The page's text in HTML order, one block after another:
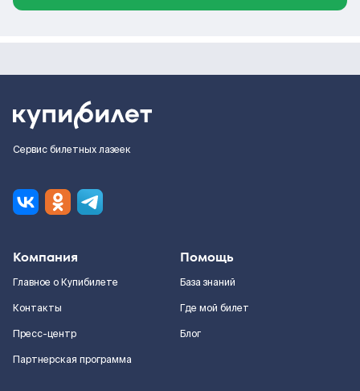
Сервис билетных лазеек
Компания
Главное о Купибилете
Контакты
Пресс-центр
Партнерская программа
Помощь
База знаний
Где мой билет
Блог